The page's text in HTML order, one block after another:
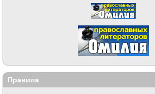
Правила